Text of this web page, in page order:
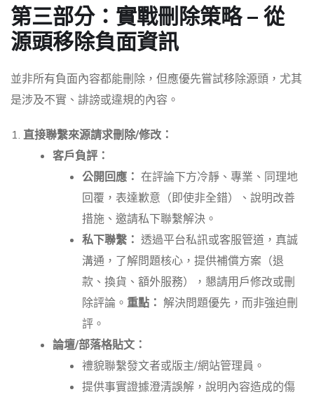
第三部分：實戰刪除策略 – 從
源頭移除負面資訊
並非所有負面內容都能刪除，但應優先嘗試移除源頭，尤其
是涉及不實、誹謗或違規的內容。
直接聯繫來源請求刪除/修改：
客戶負評：
公開回應： 在評論下方冷靜、專業、同理地
回覆，表達歉意（即使非全錯）、說明改善
措施、邀請私下聯繫解決。
私下聯繫： 透過平台私訊或客服管道，真誠
溝通，了解問題核心，提供補償方案（退
款、換貨、額外服務），懇請用戶修改或刪
除評論。 重點： 解決問題優先，而非強迫刪
評。
論壇/部落格貼文：
禮貌聯繫發文者或版主/網站管理員。
提供事實證據澄清誤解，說明內容造成的傷